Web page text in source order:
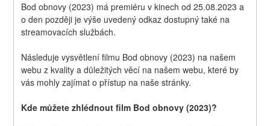
Bod obnovy (2023) má premiéru v kinech od 25.08.2023 a
o den později je výše uvedený odkaz dostupný také na
streamovacích službách.
Následuje vysvětlení filmu Bod obnovy (2023) na našem
webu z kvality a důležitých věcí na našem webu, které by
vás mohly zajímat o přístup na naše stránky.
Kde můžete zhlédnout film Bod obnovy (2023)?